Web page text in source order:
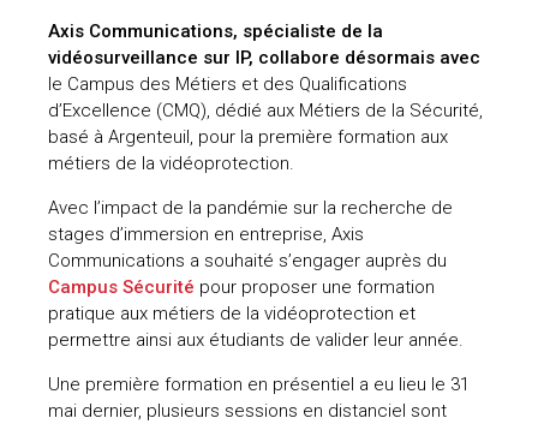
Axis Communications, spécialiste de la
vidéosurveillance sur IP, collabore désormais avec
le Campus des Métiers et des Qualifications
d’Excellence (CMQ), dédié aux Métiers de la Sécurité,
basé à Argenteuil, pour la première formation aux
métiers de la vidéoprotection.
Avec l’impact de la pandémie sur la recherche de
stages d’immersion en entreprise, Axis
Communications a souhaité s’engager auprès du
Campus Sécurité pour proposer une formation
pratique aux métiers de la vidéoprotection et
permettre ainsi aux étudiants de valider leur année.
Une première formation en présentiel a eu lieu le 31
mai dernier, plusieurs sessions en distanciel sont